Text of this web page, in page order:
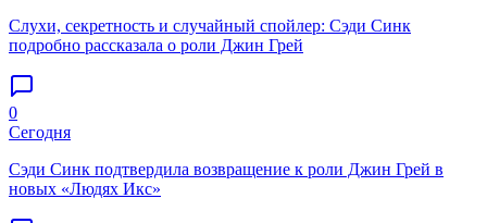
Слухи, секретность и случайный спойлер: Сэди Синк
подробно рассказала о роли Джин Грей
0
Сегодня
Сэди Синк подтвердила возвращение к роли Джин Грей в
новых «Людях Икс»